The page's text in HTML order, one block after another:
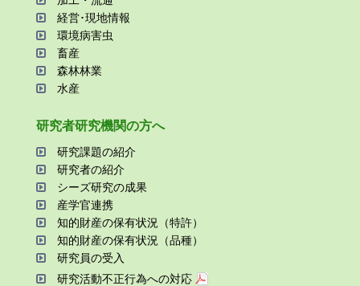
経営･現地情報
環境病害⾍
畜産
森林林業
⽔産
研究者研究機関の⽅へ
研究課題の紹介
研究者の紹介
シーズ研究の成果
産学官連携
知的財産の保有状況（特許）
知的財産の保有状況（品種）
研究員の受⼊
研究活動不正⾏為への対応